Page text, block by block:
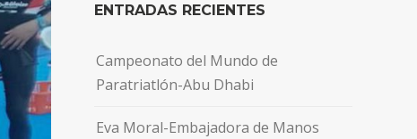
ENTRADAS RECIENTES
Campeonato del Mundo de
Paratriatlón-Abu Dhabi
Eva Moral-Embajadora de Manos